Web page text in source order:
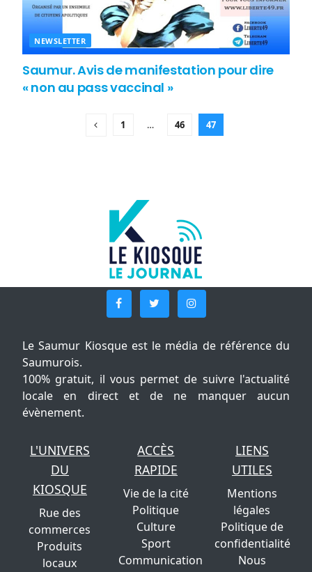
NEWSLETTER
Saumur. Avis de manifestation pour dire
« non au pass vaccinal »
1 … 46 47
Le Saumur Kiosque est le média de référence du
Saumurois.
100% gratuit, il vous permet de suivre l'actualité
locale en direct et de ne manquer aucun
évènement.
L'UNIVERS
DU
KIOSQUE
Rue des
commerces
Produits
locaux
ACCÈS
RAPIDE
Vie de la cité
Politique
Culture
Sport
Communication
LIENS
UTILES
Mentions
légales
Politique de
confidentialité
Nous